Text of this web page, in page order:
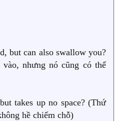
but can also swallow you?
nhưng nó cũng có thể
takes up no space? (Thứ
hề chiếm chỗ)